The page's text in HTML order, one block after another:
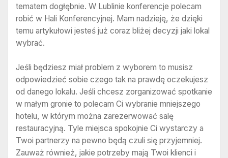
tematem dogłębnie. W Lublinie konferencje polecam
robić w Hali Konferencyjnej. Mam nadzieję, że dzięki
temu artykułowi jesteś już coraz bliżej decyzji jaki lokal
wybrać.
Jeśli będziesz miał problem z wyborem to musisz
odpowiedzieć sobie czego tak na prawdę oczekujesz
od danego lokalu. Jeśli chcesz zorganizować spotkanie
w małym gronie to polecam Ci wybranie mniejszego
hotelu, w którym można zarezerwować salę
restauracyjną. Tyle miejsca spokojnie Ci wystarczy a
Twoi partnerzy na pewno będą czuli się przyjemniej.
Zauważ również, jakie potrzeby mają Twoi klienci i